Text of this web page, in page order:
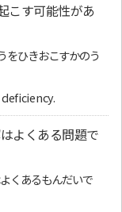
こす可能性があ
をひきおこすかのう
よくある問題で
くあるもんだいで